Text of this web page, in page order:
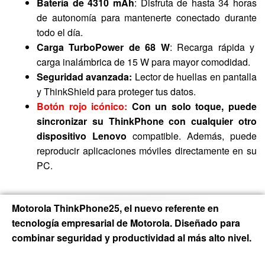
Batería de 4310 mAh: Disfruta de hasta 34 horas
de autonomía para mantenerte conectado durante
todo el día.
Carga TurboPower de 68 W: Recarga rápida y
carga inalámbrica de 15 W para mayor comodidad.
Seguridad avanzada: Lector de huellas en pantalla
y ThinkShield para proteger tus datos.
Botón rojo icónico: Con un solo toque, puede
sincronizar su ThinkPhone con cualquier otro
dispositivo Lenovo compatible. Además, puede
reproducir aplicaciones móviles directamente en su
PC.
Motorola ThinkPhone25, el nuevo referente en
tecnología empresarial de Motorola. Diseñado para
combinar seguridad y productividad al más alto nivel.